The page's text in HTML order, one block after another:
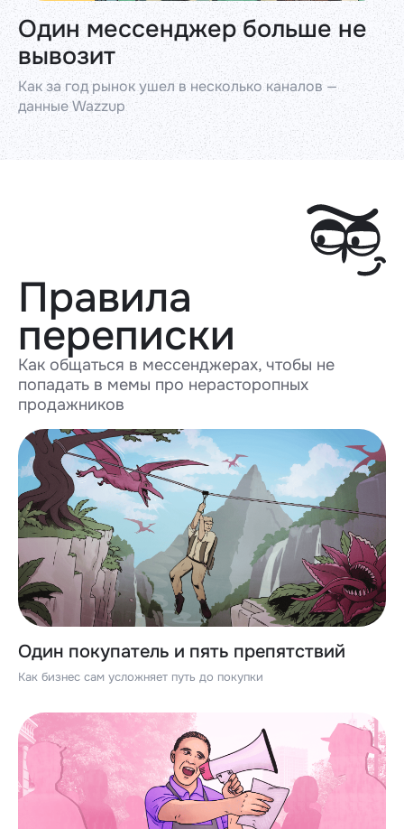
Один мессенджер больше не
вывозит
Как за год рынок ушел в несколько каналов —
данные Wazzup
Правила
переписки
Как общаться в мессенджерах, чтобы не
попадать в мемы про нерасторопных
продажников
Один покупатель и пять препятствий
Как бизнес сам усложняет путь до покупки